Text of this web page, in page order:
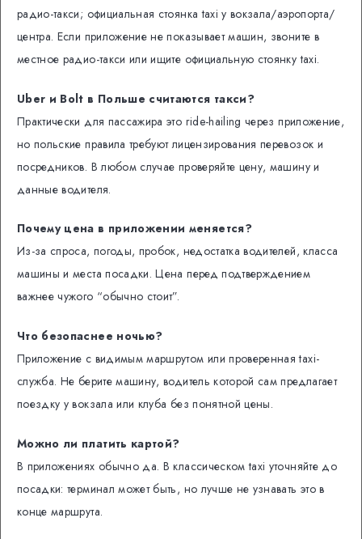
радио-такси; официальная стоянка taxi у вокзала/аэропорта/
центра. Если приложение не показывает машин, звоните в
местное радио-такси или ищите официальную стоянку taxi.
Uber и Bolt в Польше считаются такси?
Практически для пассажира это ride-hailing через приложение,
но польские правила требуют лицензирования перевозок и
посредников. В любом случае проверяйте цену, машину и
данные водителя.
Почему цена в приложении меняется?
Из-за спроса, погоды, пробок, недостатка водителей, класса
машины и места посадки. Цена перед подтверждением
важнее чужого “обычно стоит”.
Что безопаснее ночью?
Приложение с видимым маршрутом или проверенная taxi-
служба. Не берите машину, водитель которой сам предлагает
поездку у вокзала или клуба без понятной цены.
Можно ли платить картой?
В приложениях обычно да. В классическом taxi уточняйте до
посадки: терминал может быть, но лучше не узнавать это в
конце маршрута.